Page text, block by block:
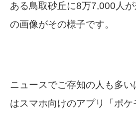
ある鳥取砂丘に8万7,000人
の画像がその様子です。
ニュースでご存知の人も多
はスマホ向けのアプリ「ポ